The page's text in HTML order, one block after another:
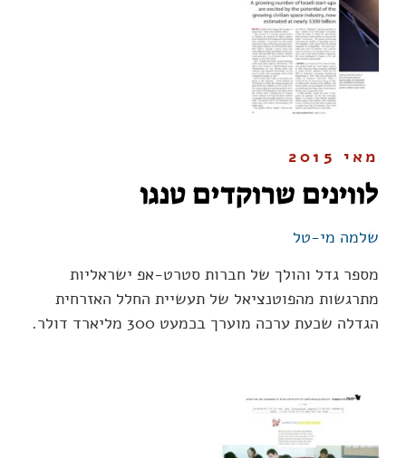
מאי 2015
לווינים שרוקדים טנגו
שלמה מי-טל
מספר גדל והולך של חברות סטרט-אפ ישראליות
מתרגשות מהפוטנציאל של תעשיית החלל האזרחית
הגדלה שכעת ערכה מוערך בכמעט 300 מליארד דולר.